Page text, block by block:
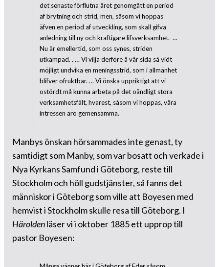
det senaste förflutna året genomgått en period
af brytning och strid, men, såsom vi hoppas
äfven en period af utveckling, som skall gifva
anledning till ny och kraftigare lifsverksamhet. …
Nu är emellertid, som oss synes, striden
utkämpad. . … Vi vilja derföre å vår sida så vidt
möjligt undvika en meningsstrid, som i allmänhet
blifver ofruktbar. … Vi önska uppriktigt att vi
ostördt må kunna arbeta på det oändligt stora
verksamhetsfält, hvarest, såsom vi hoppas, våra
intressen äro gemensamma.
Manbys önskan hörsammades inte genast, ty
samtidigt som Manby, som var bosatt och verkade i
Nya Kyrkans Samfund i Göteborg, reste till
Stockholm och höll gudstjänster, så fanns det
människor i Göteborg som ville att Boyesen med
hemvist i Stockholm skulle resa till Göteborg. I
Häroldenläser vi i oktober 1885 ett upprop till
pastor Boyesen: